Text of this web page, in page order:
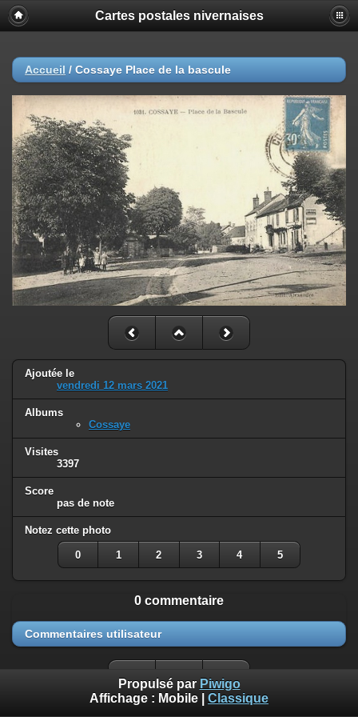
Cartes postales nivernaises
Accueil / Cossaye Place de la bascule
Ajoutée le
vendredi 12 mars 2021
Albums
Cossaye
Visites
3397
Score
pas de note
Notez cette photo
0 1 2 3 4 5
0 commentaire
Commentaires utilisateur
Propulsé par Piwigo
Affichage : Mobile Classique